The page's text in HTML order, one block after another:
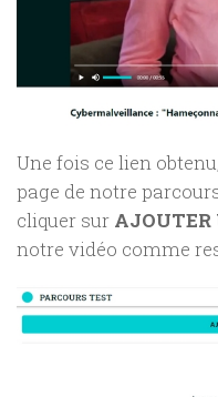
Une fois ce lien
page de notre
cliquer sur AJOUTER
notre vidéo comme